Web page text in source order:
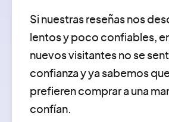
Si nuestras reseñas nos
lentos y poco confiables,
nuevos visitantes no se
confianza y ya sabemos
prefieren comprar a una
confían.